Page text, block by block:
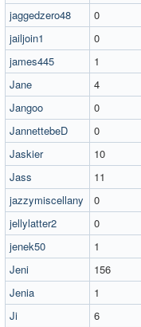
jaggedzero48
0
jailjoin1
0
james445
1
Jane
4
Jangoo
0
JannettebeD
0
Jaskier
10
Jass
11
jazzymiscellany
0
jellylatter2
0
jenek50
1
Jeni
156
Jenia
1
Ji
6